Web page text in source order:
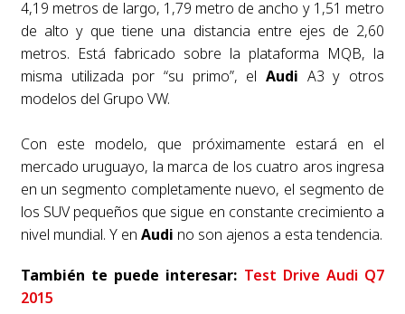
4,19 metros de largo, 1,79 metro de ancho y 1,51 metro
de alto y que tiene una distancia entre ejes de 2,60
metros. Está fabricado sobre la plataforma MQB, la
misma utilizada por “su primo”, elAudi A3 y otros
modelos del Grupo VW.
Con este modelo, que próximamente estará en el
mercado uruguayo, la marca de los cuatro aros ingresa
en un segmento completamente nuevo, el segmento de
los SUV pequeños que sigue en constante crecimiento a
nivel mundial. Y en Audi no son ajenos a esta tendencia.
También te puede interesar: Test Drive Audi Q7
2015